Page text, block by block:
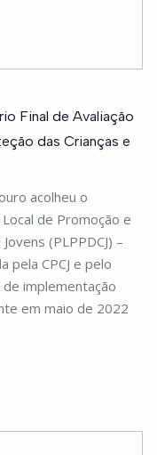
Final de Avaliação
das Crianças e
acolheu o
de Promoção e
(PLPPDCJ) –
pela CPCJ e pelo
implementação
em maio de 2022